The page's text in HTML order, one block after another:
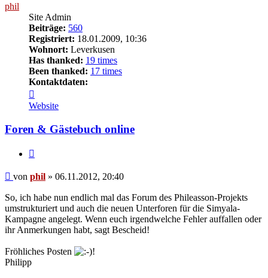
phil
Site Admin
Beiträge: 560
Registriert: 18.01.2009, 10:36
Wohnort: Leverkusen
Has thanked: 19 times
Been thanked: 17 times
Kontaktdaten:
von
phil
Website
Foren & Gästebuch online
Beitrag
von phil » 06.11.2012, 20:40
So, ich habe nun endlich mal das Forum des Phileasson-Projekts
umstrukturiert und auch die neuen Unterforen für die Simyala-
Kampagne angelegt. Wenn euch irgendwelche Fehler auffallen oder
ihr Anmerkungen habt, sagt Bescheid!
Fröhliches Posten
!
Philipp